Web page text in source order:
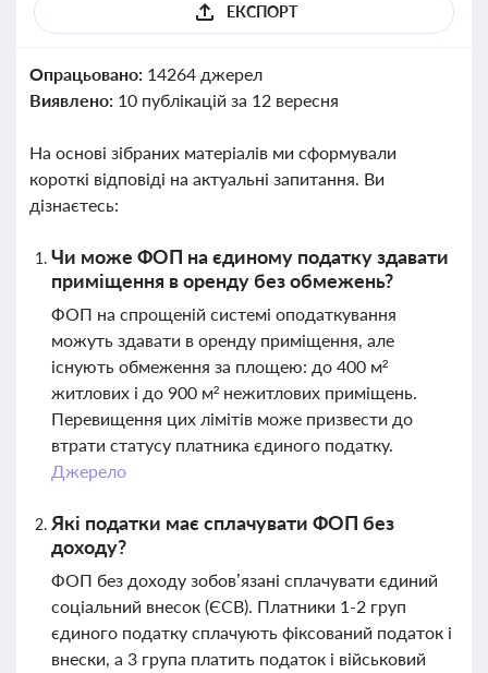
ЕКСПОРТ
Опрацьовано: 14264 джерел
Виявлено: 10 публікацій за 12 вересня
На основі зібраних матеріалів ми сформували
короткі відповіді на актуальні запитання. Ви
дізнаєтесь:
Чи може ФОП на єдиному податку здавати
приміщення в оренду без обмежень?
ФОП на спрощеній системі оподаткування
можуть здавати в оренду приміщення, але
існують обмеження за площею: до 400 м²
житлових і до 900 м² нежитлових приміщень.
Перевищення цих лімітів може призвести до
втрати статусу платника єдиного податку.
Джерело
Які податки має сплачувати ФОП без
доходу?
ФОП без доходу зобов’язані сплачувати єдиний
соціальний внесок (ЄСВ). Платники 1-2 груп
єдиного податку сплачують фіксований податок і
внески, а 3 група платить податок і військовий